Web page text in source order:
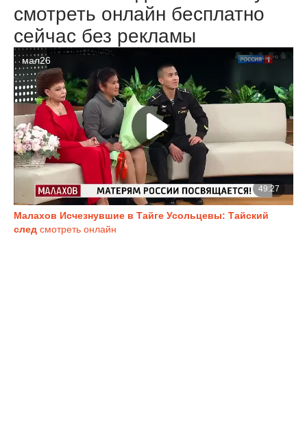
смотреть онлайн бесплатно
сейчас без рекламы
Малахов Исчезнувшие в Тайге Усольцевы: Тайский
след смотреть онлайн